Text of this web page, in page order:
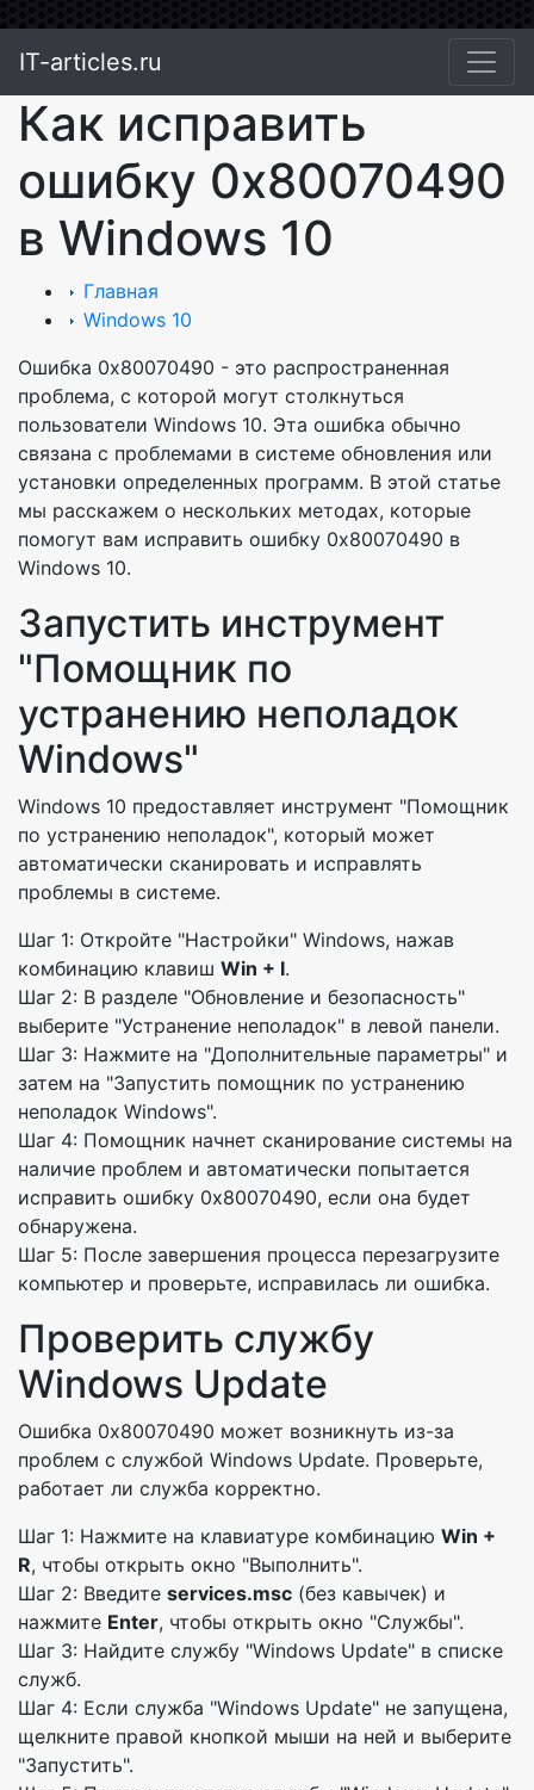
IT-articles.ru
Как исправить
ошибку 0x80070490
в Windows 10
Главная
Windows 10
Ошибка 0x80070490 - это распространенная
проблема, с которой могут столкнуться
пользователи Windows 10. Эта ошибка обычно
связана с проблемами в системе обновления или
установки определенных программ. В этой статье
мы расскажем о нескольких методах, которые
помогут вам исправить ошибку 0x80070490 в
Windows 10.
Запустить инструмент
"Помощник по
устранению неполадок
Windows"
Windows 10 предоставляет инструмент "Помощник
по устранению неполадок", который может
автоматически сканировать и исправлять
проблемы в системе.
Шаг 1: Откройте "Настройки" Windows, нажав
комбинацию клавиш Win + I.
Шаг 2: В разделе "Обновление и безопасность"
выберите "Устранение неполадок" в левой панели.
Шаг 3: Нажмите на "Дополнительные параметры" и
затем на "Запустить помощник по устранению
неполадок Windows".
Шаг 4: Помощник начнет сканирование системы на
наличие проблем и автоматически попытается
исправить ошибку 0x80070490, если она будет
обнаружена.
Шаг 5: После завершения процесса перезагрузите
компьютер и проверьте, исправилась ли ошибка.
Проверить службу
Windows Update
Ошибка 0x80070490 может возникнуть из-за
проблем с службой Windows Update. Проверьте,
работает ли служба корректно.
Шаг 1: Нажмите на клавиатуре комбинацию Win +
R, чтобы открыть окно "Выполнить".
Шаг 2: Введите services.msc (без кавычек) и
нажмите Enter, чтобы открыть окно "Службы".
Шаг 3: Найдите службу "Windows Update" в списке
служб.
Шаг 4: Если служба "Windows Update" не запущена,
щелкните правой кнопкой мыши на ней и выберите
"Запустить".